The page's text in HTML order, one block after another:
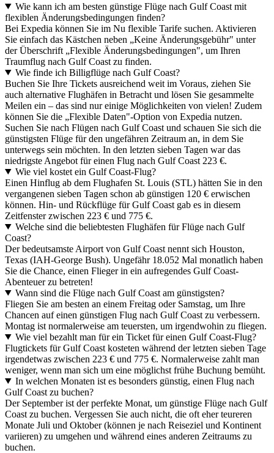
Wie kann ich am besten günstige Flüge nach Gulf Coast mit
flexiblen Änderungsbedingungen finden?
Bei Expedia können Sie im Nu flexible Tarife suchen. Aktivieren
Sie einfach das Kästchen neben „Keine Änderungsgebühr" unter
der Überschrift „Flexible Änderungsbedingungen", um Ihren
Traumflug nach Gulf Coast zu finden.
Wie finde ich Billigflüge nach Gulf Coast?
Buchen Sie Ihre Tickets ausreichend weit im Voraus, ziehen Sie
auch alternative Flughäfen in Betracht und lösen Sie gesammelte
Meilen ein – das sind nur einige Möglichkeiten von vielen! Zudem
können Sie die „Flexible Daten"-Option von Expedia nutzen.
Suchen Sie nach Flügen nach Gulf Coast und schauen Sie sich die
günstigsten Flüge für den ungefähren Zeitraum an, in dem Sie
unterwegs sein möchten. In den letzten sieben Tagen war das
niedrigste Angebot für einen Flug nach Gulf Coast 223 €.
Wie viel kostet ein Gulf Coast-Flug?
Einen Hinflug ab dem Flughafen St. Louis (STL) hätten Sie in den
vergangenen sieben Tagen schon ab günstigen 120 € erwischen
können. Hin- und Rückflüge für Gulf Coast gab es in diesem
Zeitfenster zwischen 223 € und 775 €.
Welche sind die beliebtesten Flughäfen für Flüge nach Gulf
Coast?
Der bedeutsamste Airport von Gulf Coast nennt sich Houston,
Texas (IAH-George Bush). Ungefähr 18.052 Mal monatlich haben
Sie die Chance, einen Flieger in ein aufregendes Gulf Coast-
Abenteuer zu betreten!
Wann sind die Flüge nach Gulf Coast am günstigsten?
Fliegen Sie am besten an einem Freitag oder Samstag, um Ihre
Chancen auf einen günstigen Flug nach Gulf Coast zu verbessern.
Montag ist normalerweise am teuersten, um irgendwohin zu fliegen.
Wie viel bezahlt man für ein Ticket für einen Gulf Coast-Flug?
Flugtickets für Gulf Coast kosteten während der letzten sieben Tage
irgendetwas zwischen 223 € und 775 €. Normalerweise zahlt man
weniger, wenn man sich um eine möglichst frühe Buchung bemüht.
In welchen Monaten ist es besonders günstig, einen Flug nach
Gulf Coast zu buchen?
Der September ist der perfekte Monat, um günstige Flüge nach Gulf
Coast zu buchen. Vergessen Sie auch nicht, die oft eher teureren
Monate Juli und Oktober (können je nach Reiseziel und Kontinent
variieren) zu umgehen und während eines anderen Zeitraums zu
buchen.